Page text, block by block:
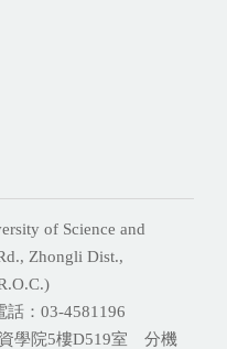
of Science and
Zhongli Dist.,
：03-4581196
學院5樓D519室 分機